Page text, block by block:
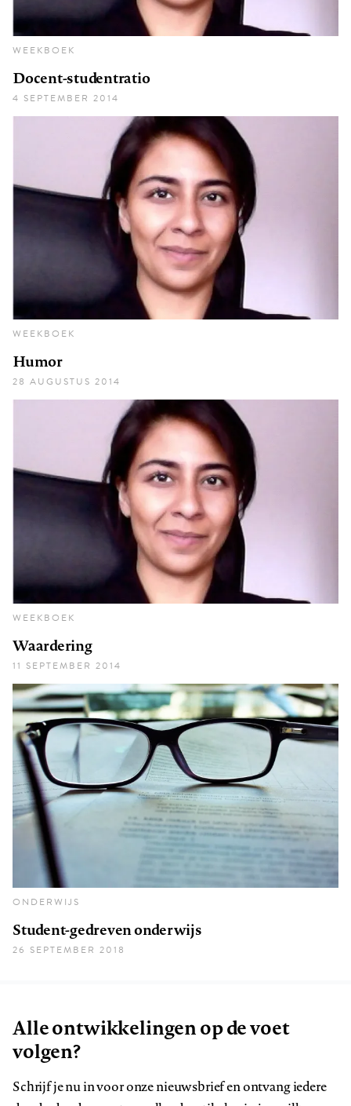
WEEKBOEK
Docent-studentratio
4 SEPTEMBER 2014
WEEKBOEK
Humor
28 AUGUSTUS 2014
WEEKBOEK
Waardering
11 SEPTEMBER 2014
ONDERWIJS
Student-gedreven onderwijs
26 SEPTEMBER 2018
Alle ontwikkelingen op de voet
volgen?
Schrijf je nu in voor onze nieuwsbrief en ontvang iedere